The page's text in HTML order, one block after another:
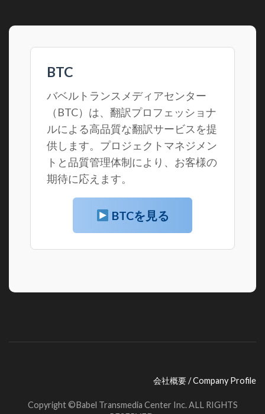
BTC
バベルトランスメディアセンター
（BTC）は、翻訳プロフェッショナ
ルによる高品質な翻訳サービスを提
供します。プロジェクトマネジメン
トと品質管理体制により、お客様の
期待に応えます。
BTCを見る
会社概要 / Company Profile
Copyright ©Babel Transmedia Center Inc. ALL RIGHTS